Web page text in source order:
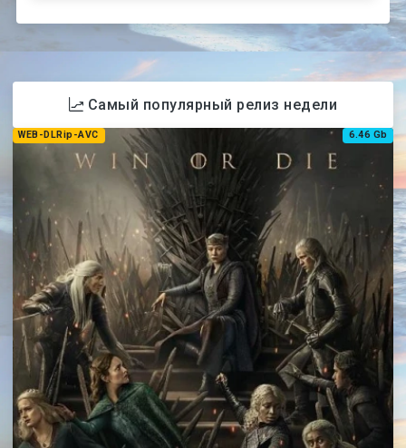
Самый популярный релиз недели
WEB-DLRip-AVC 6.46 Gb